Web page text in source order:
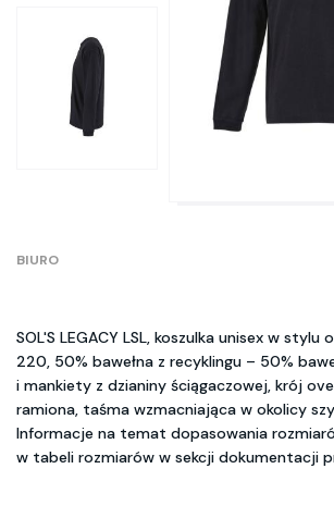
BIURO
SOL'S LEGACY LSL, koszulka unisex w stylu
220, 50% bawełna z recyklingu – 50%
i mankiety z dzianiny ściągaczowej, krój
ramiona, taśma wzmacniająca w okolicy
Informacje na temat dopasowania
w tabeli rozmiarów w sekcji dokumentacji